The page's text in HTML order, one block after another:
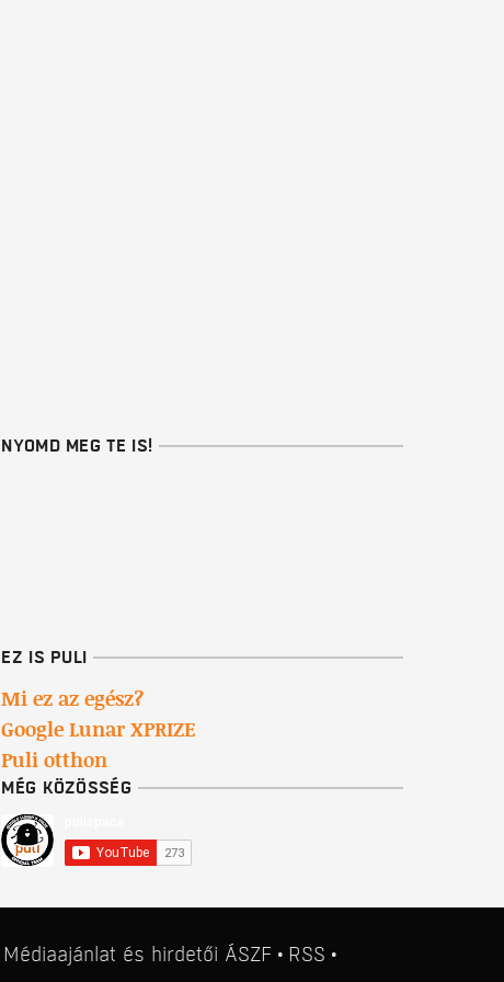
NYOMD MEG TE IS!
EZ IS PULI
Mi ez az egész?
Google Lunar XPRIZE
Puli otthon
MÉG KÖZÖSSÉG
Médiaajánlat és hirdetői ÁSZF
RSS